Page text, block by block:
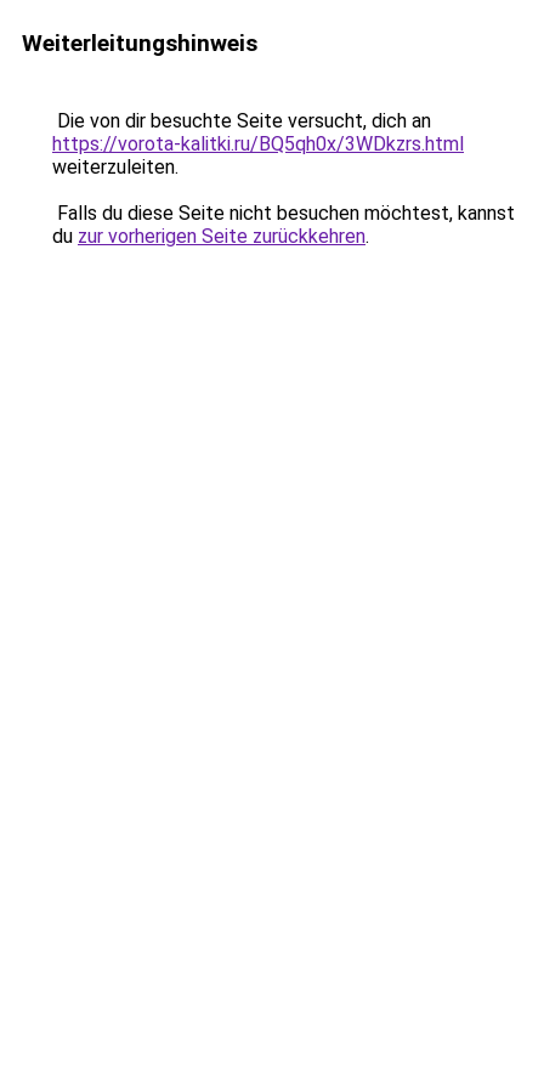
Weiterleitungshinweis
Die von dir besuchte Seite versucht, dich an
https://vorota-kalitki.ru/BQ5qh0x/3WDkzrs.html
weiterzuleiten.
Falls du diese Seite nicht besuchen möchtest, kannst
du zur vorherigen Seite zurückkehren.